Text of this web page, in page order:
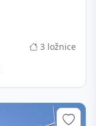
3 ložnice